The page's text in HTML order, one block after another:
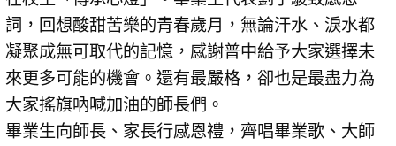
詞，回想酸甜苦樂的青春歲月，無論汗水、淚水都
凝聚成無可取代的記憶，感謝普中給予大家選擇未
來更多可能的機會。還有最嚴格，卻也是最盡力為
大家搖旗吶喊加油的師長們。
畢業生向師長、家長行感恩禮，齊唱畢業歌、大師